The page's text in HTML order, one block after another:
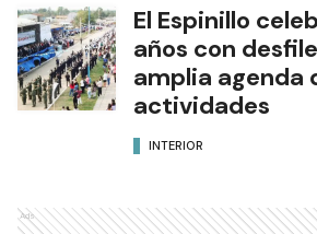
El Espinillo
años con
amplia agenda
actividades
INTERIOR
Ads